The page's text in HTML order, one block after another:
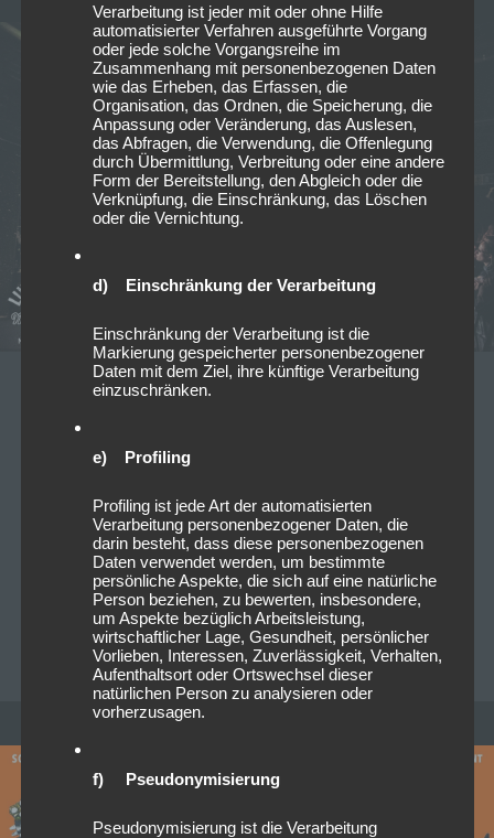
09/11/2023
Vorankündigung: Insomnium
European Tour 2023
Insomnium, die finnischen Meister des Melodic Death
Metal, stehen kurz davor, ihre Fans auf einer epischen
Tour zu begeistern. Die Band, die für ihre
einzigartige… Read more
MICHAELA MAYER 0
Verarbeitung ist jeder mit oder ohne Hilfe
automatisierter Verfahren ausgeführte Vorgang
oder jede solche Vorgangsreihe im
Zusammenhang mit personenbezogenen Daten
wie das Erheben, das Erfassen, die
Organisation, das Ordnen, die Speicherung, die
Anpassung oder Veränderung, das Auslesen,
das Abfragen, die Verwendung, die Offenlegung
durch Übermittlung, Verbreitung oder eine andere
Form der Bereitstellung, den Abgleich oder die
Verknüpfung, die Einschränkung, das Löschen
oder die Vernichtung.
d) Einschränkung der Verarbeitung
Einschränkung der Verarbeitung ist die
Markierung gespeicherter personenbezogener
Daten mit dem Ziel, ihre künftige Verarbeitung
einzuschränken.
e) Profiling
Profiling ist jede Art der automatisierten
Verarbeitung personenbezogener Daten, die
darin besteht, dass diese personenbezogenen
Daten verwendet werden, um bestimmte
persönliche Aspekte, die sich auf eine natürliche
Person beziehen, zu bewerten, insbesondere,
um Aspekte bezüglich Arbeitsleistung,
wirtschaftlicher Lage, Gesundheit, persönlicher
Vorlieben, Interessen, Zuverlässigkeit, Verhalten,
Aufenthaltsort oder Ortswechsel dieser
natürlichen Person zu analysieren oder
vorherzusagen.
f) Pseudonymisierung
Pseudonymisierung ist die Verarbeitung